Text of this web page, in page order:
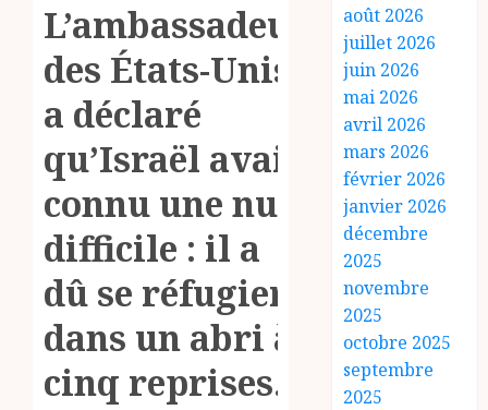
L’ambassadeur
des États-Unis
a déclaré
qu’Israël avait
connu une nuit
difficile : il a
dû se réfugier
dans un abri à
cinq reprises.
août 2026
juillet 2026
juin 2026
mai 2026
avril 2026
mars 2026
février 2026
janvier 2026
décembre
2025
novembre
2025
octobre 2025
septembre
2025